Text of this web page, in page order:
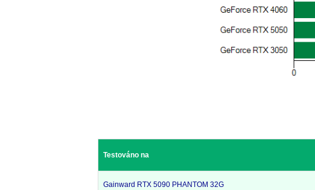
Testováno na
Gainward RTX 5090 PHANTOM 32G